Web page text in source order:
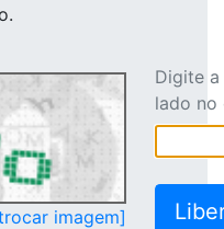
imagem]
Digite
lado no